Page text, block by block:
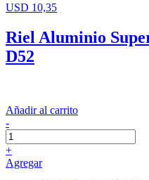
USD 10,35
Riel Aluminio
D52
Añadir al carrito
-
+
Agregar